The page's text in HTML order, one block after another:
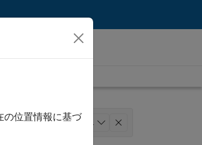
1
の位置情報に基づ